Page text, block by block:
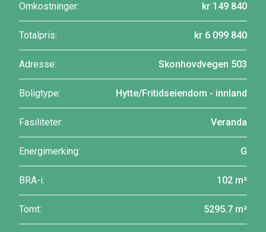
Omkostninger: kr 149 840
Totalpris: kr 6 099 840
Adresse: Skonhovdvegen 503
Boligtype: Hytte/Fritidseiendom - innland
Fasiliteter: Veranda
Energimerking: G
BRA-i: 102 m²
Tomt: 5295.7 m²